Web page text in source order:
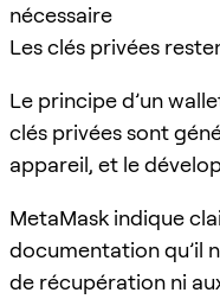
nécessaire
Les clés privées
Le principe d’un
clés privées sont
appareil, et le
MetaMask indique
documentation qu’il
de récupération ni